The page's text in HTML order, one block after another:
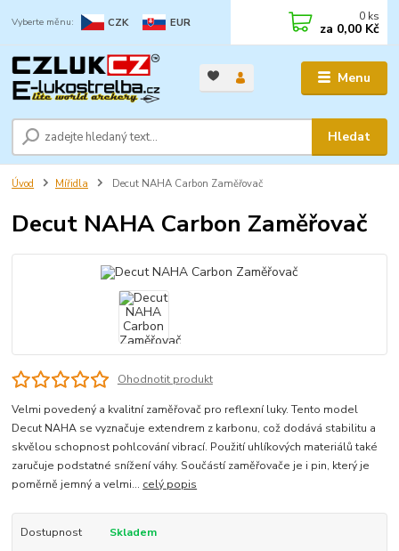
Menu
CZK EUR
Hledat
0 ks
za 0,00 Kč
Úvod Mířidla Decut NAHA Carbon Zaměřovač
Decut NAHA Carbon Zaměřovač
Ohodnotit produkt
Velmi povedený a kvalitní zaměřovač pro reflexní luky. Tento model
Decut NAHA se vyznačuje extendrem z karbonu, což dodává stabilitu a
skvělou schopnost pohlcování vibrací. Použití uhlíkových materiálů také
zaručuje podstatné snížení váhy. Součástí zaměřovače je i pin, který je
poměrně jemný a velmi... celý popis
Dostupnost Skladem